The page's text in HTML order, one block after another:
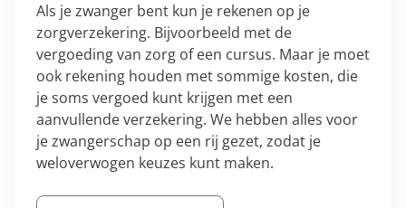
Als je zwanger bent kun je rekenen op je
zorgverzekering. Bijvoorbeeld met de
vergoeding van zorg of een cursus. Maar je moet
ook rekening houden met sommige kosten, die
je soms vergoed kunt krijgen met een
aanvullende verzekering. We hebben alles voor
je zwangerschap op een rij gezet, zodat je
weloverwogen keuzes kunt maken.